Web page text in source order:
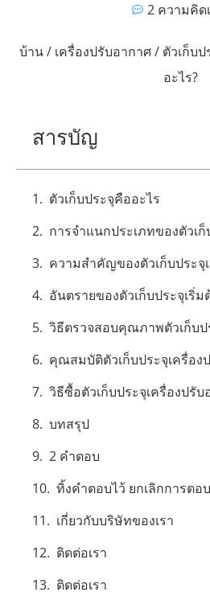
2 ความคิด
บ้าน/ เครื่องปรับอากาศ/ ตัวเก็บ
อะไร?
สารบัญ
ตัวเก็บประจุคืออะไร
การจำแนกประเภทของตัวเก็
ความสำคัญของตัวเก็บประจุ
อันตรายของตัวเก็บประจุเริ่
วิธีตรวจสอบคุณภาพตัวเก็บป
คุณสมบัติตัวเก็บประจุเครื่อง
วิธีซื้อตัวเก็บประจุเครื่องปรับ
บทสรุป
2 คำตอบ
ทิ้งคำตอบไว้ ยกเลิกการตอบ
เกี่ยวกับบริษัทของเรา
ติดต่อเรา
ติดต่อเรา